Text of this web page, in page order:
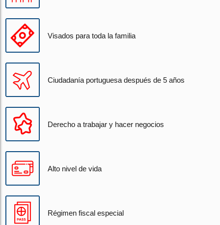
Visados para toda la familia
Ciudadanía portuguesa después de 5 años
Derecho a trabajar y hacer negocios
Alto nivel de vida
Régimen fiscal especial